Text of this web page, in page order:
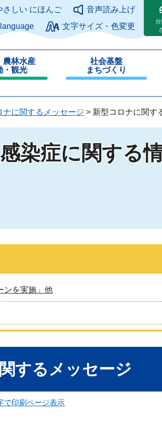
このページの本文へ
さしい にほんご
音声読み上げ
文字サイズ・色変更
分
農林水産
・観光
社会基盤
まちづくり
じ
ナに関するメッセージ > 新型コロナに関す
染症に関する
ンを実施」他
するメッセージ
で印刷ページ表示